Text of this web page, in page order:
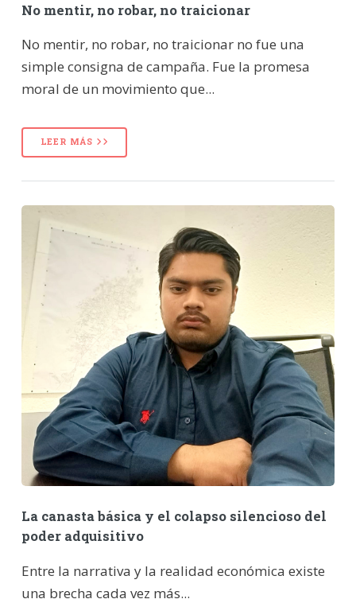
No mentir, no robar, no traicionar
No mentir, no robar, no traicionar no fue una
simple consigna de campaña. Fue la promesa
moral de un movimiento que...
LEER MÁS
La canasta básica y el colapso silencioso del
poder adquisitivo
Entre la narrativa y la realidad económica existe
una brecha cada vez más...